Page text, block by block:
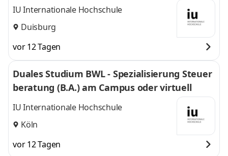
IU Internationale Hochschule
Duisburg
vor 12 Tagen
Duales Studium BWL - Spezialisierung Steuer
beratung (B.A.) am Campus oder virtuell
IU Internationale Hochschule
Köln
vor 12 Tagen